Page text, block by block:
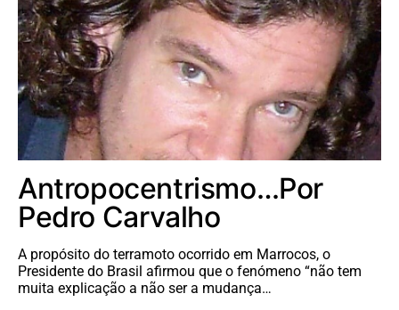
Antropocentrismo…Por
Pedro Carvalho
A propósito do terramoto ocorrido em Marrocos, o
Presidente do Brasil afirmou que o fenómeno “não tem
muita explicação a não ser a mudança…